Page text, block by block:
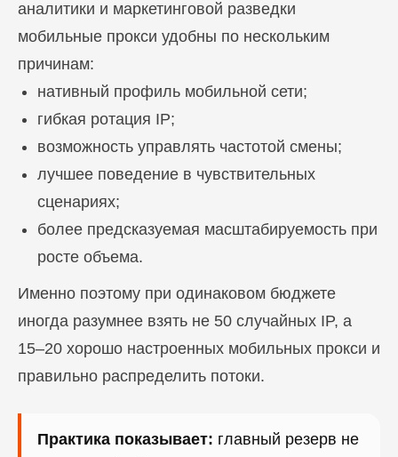
аналитики и маркетинговой разведки
мобильные прокси удобны по нескольким
причинам:
нативный профиль мобильной сети;
гибкая ротация IP;
возможность управлять частотой смены;
лучшее поведение в чувствительных
сценариях;
более предсказуемая масштабируемость при
росте объема.
Именно поэтому при одинаковом бюджете
иногда разумнее взять не 50 случайных IP, а
15–20 хорошо настроенных мобильных прокси и
правильно распределить потоки.
Практика показывает: главный резерв не